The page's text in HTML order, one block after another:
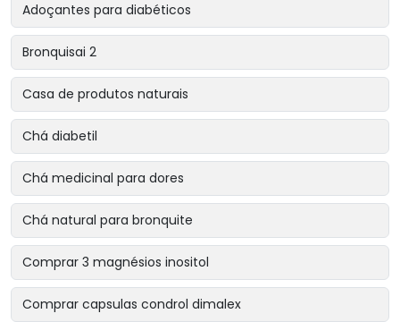
Adoçantes para diabéticos
Bronquisai 2
Casa de produtos naturais
Chá diabetil
Chá medicinal para dores
Chá natural para bronquite
Comprar 3 magnésios inositol
Comprar capsulas condrol dimalex